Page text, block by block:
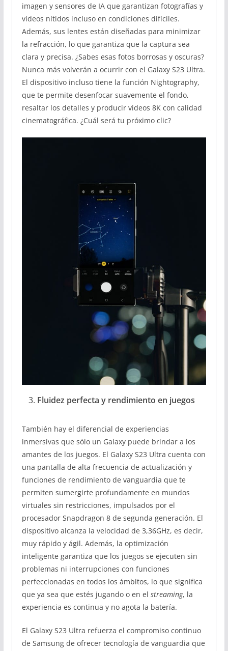
imagen y sensores de IA que garantizan fotografías y
vídeos nítidos incluso en condiciones difíciles.
Además, sus lentes están diseñadas para minimizar
la refracción, lo que garantiza que la captura sea
clara y precisa. ¿Sabes esas fotos borrosas y oscuras?
Nunca más volverán a ocurrir con el Galaxy S23 Ultra.
El dispositivo incluso tiene la función Nightography,
que te permite desenfocar suavemente el fondo,
resaltar los detalles y producir videos 8K con calidad
cinematográfica. ¿Cuál será tu próximo clic?
Fluidez perfecta y rendimiento en juegos
También hay el diferencial de experiencias
inmersivas que sólo un Galaxy puede brindar a los
amantes de los juegos. El Galaxy S23 Ultra cuenta con
una pantalla de alta frecuencia de actualización y
funciones de rendimiento de vanguardia que te
permiten sumergirte profundamente en mundos
virtuales sin restricciones, impulsados ​​por el
procesador Snapdragon 8 de segunda generación. El
dispositivo alcanza la velocidad de 3,36GHz, es decir,
muy rápido y ágil. Además, la optimización
inteligente garantiza que los juegos se ejecuten sin
problemas ni interrupciones con funciones
perfeccionadas en todos los ámbitos, lo que significa
que ya sea que estés jugando o en el streaming, la
experiencia es continua y no agota la batería.
El Galaxy S23 Ultra refuerza el compromiso continuo
de Samsung de ofrecer tecnología de vanguardia que